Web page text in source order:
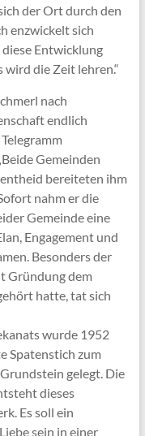
der Ort durch den
enzwickelt sich
Entwicklung
die Zeit lehren.“
nach
endlich
Gemeinden
bereiteten ihm
nahm er die
Gemeinde eine
Engagement und
Besonders der
Gründung dem
hatte, tat sich
wurde 1952
Spatenstich zum
gelegt. Die
dieses
Es soll ein
sein in einer